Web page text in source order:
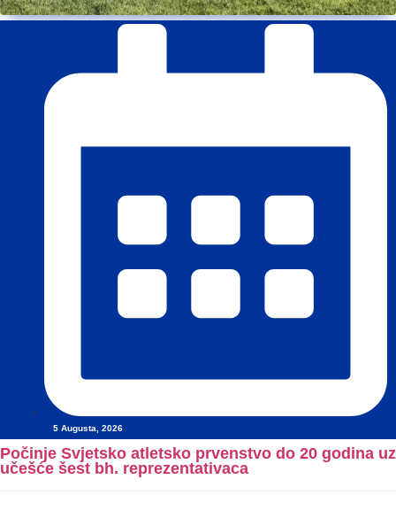
5 Augusta, 2026
Počinje Svjetsko atletsko prvenstvo do 20 godina uz
učešće šest bh. reprezentativaca